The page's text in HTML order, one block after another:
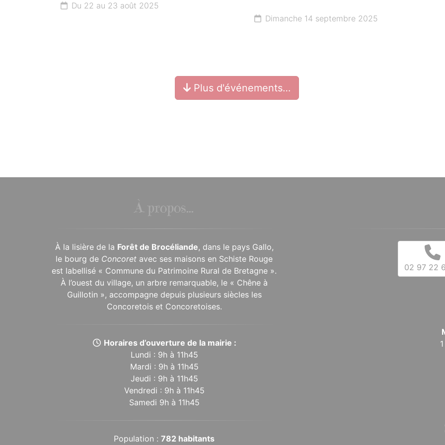
Du 22 au 23 août 2025
Dimanche 14 septembre 2025
Plus d'événements…
À propos...
À la lisière de la Forêt de Brocéliande, dans le pays Gallo,
le bourg de Concoret avec ses maisons en Schiste Rouge
est labellisé « Commune du Patrimoine Rural de Bretagne ».
À l’ouest du village, un arbre remarquable, le « Chêne à
Guillotin », accompagne depuis plusieurs siècles les
Concoretois et Concoretoises.
Horaires d’ouverture de la mairie :
Lundi : 9h à 11h45
Mardi : 9h à 11h45
Jeudi : 9h à 11h45
Vendredi : 9h à 11h45
Samedi 9h à 11h45
Population :782 habitants
02 97 22